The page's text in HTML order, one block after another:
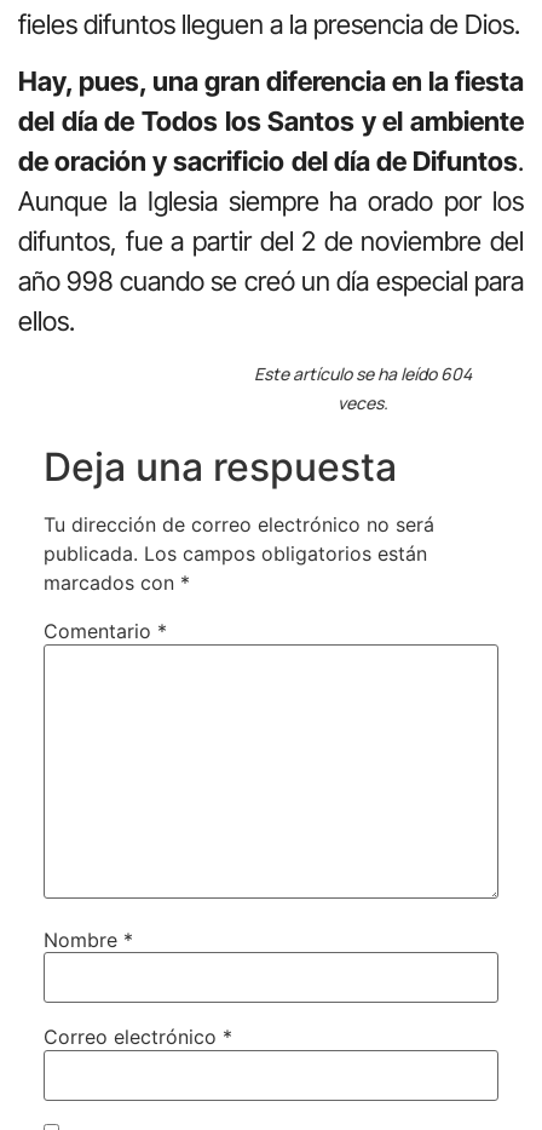
fieles difuntos lleguen a la presencia de Dios.
Hay, pues, una gran diferencia en la fiesta
del día de Todos los Santos y el ambiente
de oración y sacrificio del día de Difuntos.
Aunque la Iglesia siempre ha orado por los
difuntos, fue a partir del 2 de noviembre del
año 998 cuando se creó un día especial para
ellos.
Este artículo se ha leído 604
veces.
Deja una respuesta
Tu dirección de correo electrónico no será
publicada. Los campos obligatorios están
marcados con *
Comentario *
Nombre *
Correo electrónico *